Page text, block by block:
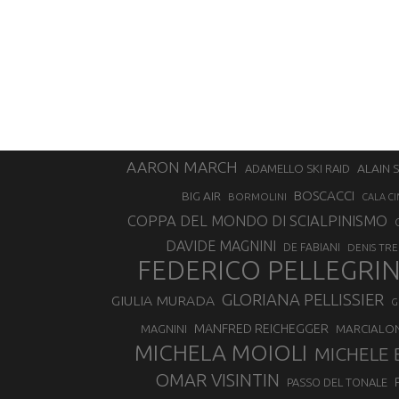
AARON MARCH ADAMELLO SKI RAID ALAIN
BIG AIR
BORMOLINI BOSCACCI CALA
COPPA DEL MONDO DI SCIALPINISMO
DAVIDE MAGNINI DE FABIANI DENIS
FEDERICO
GIULIA MURADA GLORIANA PELLISSIER
MAGNINI MANFRED REICHEGGER
MICHELA MOIOLI MICHELE
OMAR VISINTIN PASSO DEL TONALE